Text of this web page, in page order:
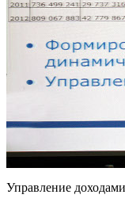
Управление доходами